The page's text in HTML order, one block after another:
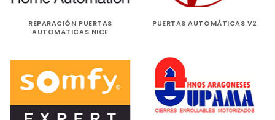
REPARACIÓN PUERTAS
AUTOMÁTICAS NICE
PUERTAS AUTOMÁTICAS V2